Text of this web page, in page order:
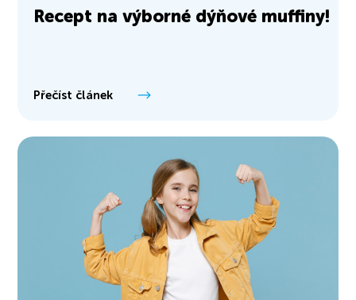
Recept na výborné dýňové muffiny!
Přečíst článek